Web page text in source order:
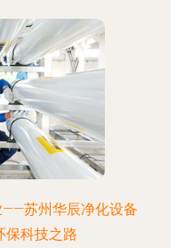
苏州华辰净化设备
保科技之路